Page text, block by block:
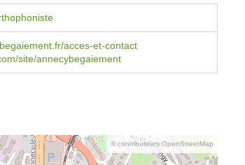
acces-et-contact
site/annecybegaiement
© contributeurs OpenStreetMap